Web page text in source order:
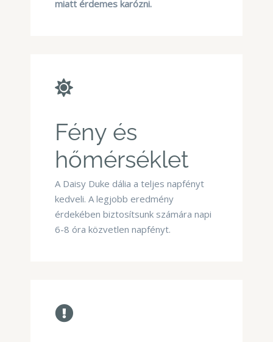
miatt érdemes karózni.
Fény és
hőmérséklet
A Daisy Duke dália a teljes napfényt
kedveli. A legjobb eredmény
érdekében biztosítsunk számára napi
6-8 óra közvetlen napfényt.